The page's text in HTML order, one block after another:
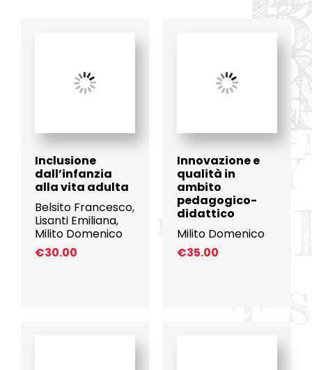
Inclusione
dall’infanzia
alla vita adulta
Belsito Francesco,
Lisanti Emiliana,
Milito Domenico
€30.00
Innovazione e
qualità in
ambito
pedagogico-
didattico
Milito Domenico
€35.00